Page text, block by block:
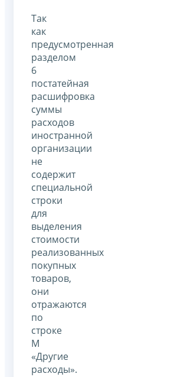
Так
как
предусмотренная
разделом
6
постатейная
расшифровка
суммы
расходов
иностранной
организации
не
содержит
специальной
строки
для
выделения
стоимости
реализованных
покупных
товаров,
они
отражаются
по
строке
М
«Другие
расходы».